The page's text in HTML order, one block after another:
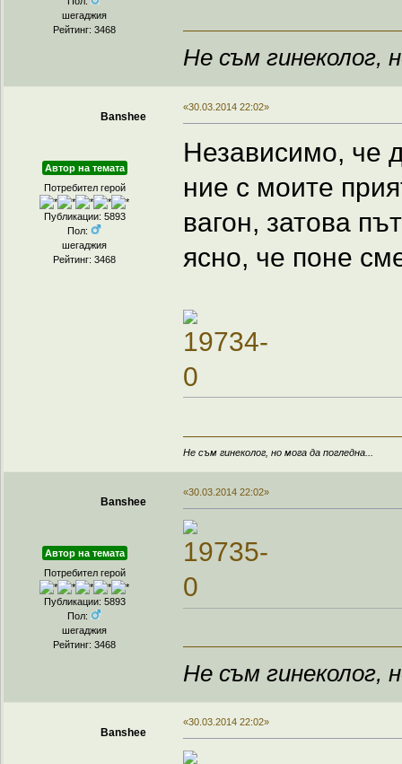
шегаджия
Рейтинг: 3468
Не съм гинеколог,
Banshee
Автор на темата
Потребител герой
Публикации: 5893
Пол:
шегаджия
Рейтинг: 3468
«30.03.2014 22:02»
Независимо, че
ние с моите
вагон, затова
ясно, че поне
Не съм гинеколог, но мога да погледна...
Banshee
Автор на темата
Потребител герой
Публикации: 5893
Пол:
шегаджия
Рейтинг: 3468
«30.03.2014 22:02»
Не съм гинеколог,
Banshee
«30.03.2014 22:02»